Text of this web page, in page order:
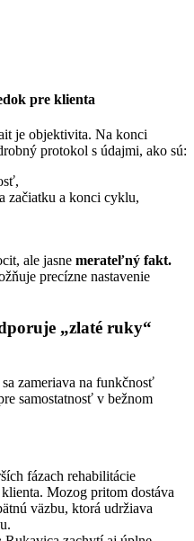
pre klienta
je objektivita. Na konci
protokol s údajmi, ako sú:
začiatku a konci cyklu,
ale jasne merateľný fakt.
precízne nastavenie
„zlaté ruky“
zameriava na funkčnosť
samostatnosť v bežnom
fázach rehabilitácie
Mozog pritom dostáva
väzbu, ktorá udržiava